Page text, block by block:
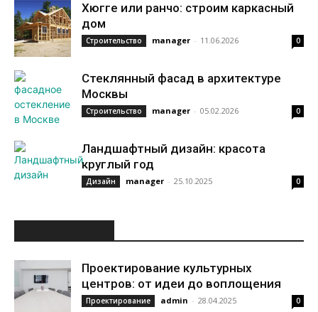
Хюгге или ранчо: строим каркасный
дом
Строительство manager - 11.06.2026 0
Стеклянный фасад в архитектуре
Москвы
Строительство manager - 05.02.2026 0
Ландшафтный дизайн: красота
круглый год
Дизайн manager - 25.10.2025 0
Проектирование культурных
центров: от идеи до воплощения
Проектирование admin - 28.04.2025 0